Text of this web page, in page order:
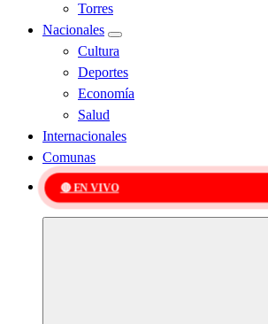
Torres
Nacionales
Cultura
Deportes
Economía
Salud
Internacionales
Comunas
🔴 EN VIVO